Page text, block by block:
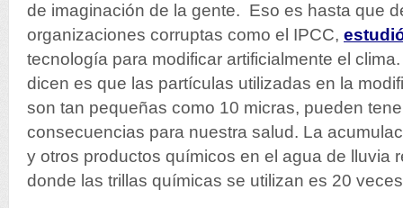
de imaginación de la gente. Eso es hasta que
organizaciones corruptas como el IPCC,
tecnología para modificar artificialmente el
dicen es que las partículas utilizadas en la
son tan pequeñas como 10 micras, pueden
consecuencias para nuestra salud. La
y otros productos químicos en el agua de lluvia
donde las trillas químicas se utilizan es 20